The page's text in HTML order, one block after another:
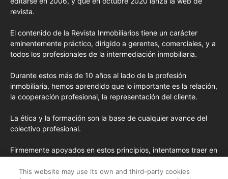
revista.
El contenido de la Revista Inmobiliarios tiene un carácter
eminentemente práctico, dirigido a gerentes, comerciales, y a
todos los profesionales de la intermediación inmobiliaria.
Durante estos más de 10 años al lado de la profesión
inmobiliaria, hemos aprendido que lo importante es la relación,
la cooperación profesional, la representación del cliente.
La ética y la formación son la base de cualquier avance del
colectivo profesional.
Firmemente apoyados en estos principios, intentamos traer en
importados de EE.UU. y las opiniones y tendencias más
This website may use its own and third-party cookies